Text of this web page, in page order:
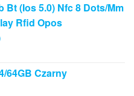
Bt (Ios 5.0) Nfc 8 Dots/Mm
Rfid Opos
64GB Czarny